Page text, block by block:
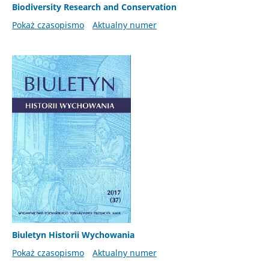
Biodiversity Research and Conservation
Pokaż czasopismo
Aktualny numer
Biuletyn Historii Wychowania
Pokaż czasopismo
Aktualny numer